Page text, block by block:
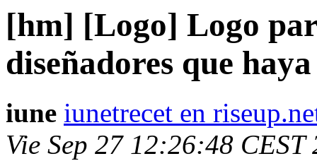
[hm] [Logo] Logo
diseñadores que
iune iunetrecet en
Vie Sep 27 12:26:48 CEST